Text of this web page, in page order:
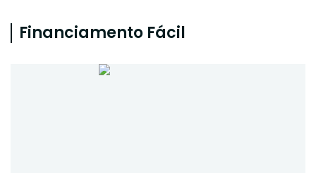
Financiamento Fácil